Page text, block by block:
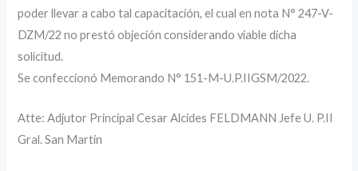
poder llevar a cabo tal capacitación, el cual en nota N° 247-V-
DZM/22 no prestó objeción considerando viable dicha
solicitud.
Se confeccionó Memorando N° 151-M-U.P.IIGSM/2022.
Atte: Adjutor Principal Cesar Alcides FELDMANN Jefe U. P.II
Gral. San Martin